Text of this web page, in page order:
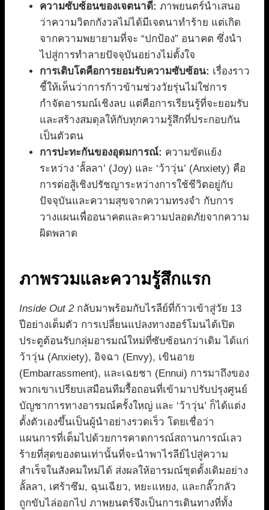
ความซับซ้อนของเจตนาดี: ภาพยนตร์นำเสนอ
ว่าความวิตกกังวลไม่ได้มีเจตนาทำร้าย แต่เกิด
จากความพยายามที่จะ “ปกป้อง” อนาคต ซึ่งนำ
ไปสู่การทำลายปัจจุบันอย่างไม่ตั้งใจ
การเติบโตคือการยอมรับความซับซ้อน: เรื่องราว
ชี้ให้เห็นว่าการก้าวข้ามช่วงวัยรุ่นไม่ใช่การ
กำจัดอารมณ์เชิงลบ แต่คือการเรียนรู้ที่จะยอมรับ
และสร้างสมดุลให้กับทุกความรู้สึกที่ประกอบกัน
เป็นตัวตน
การปะทะกันของอุดมการณ์: ความขัดแย้ง
ระหว่าง ‘ลั้ลลา’ (Joy) และ ‘ว้าวุ่น’ (Anxiety) คือ
การต่อสู้เชิงปรัชญาระหว่างการใช้ชีวิตอยู่กับ
ปัจจุบันและความสุขจากความทรงจำ กับการ
วางแผนเพื่ออนาคตและความปลอดภัยจากความ
ผิดพลาด
ภาพรวมและความรู้สึกแรก
Inside Out 2กลับมาพร้อมกับไรลีย์ที่ก้าวเข้าสู่วัย 13
ปีอย่างเต็มตัว การเปลี่ยนแปลงทางฮอร์โมนได้เปิด
ประตูต้อนรับกลุ่มอารมณ์ใหม่ที่ซับซ้อนกว่าเดิม ได้แก่
ว้าวุ่น (Anxiety), อิจฉา (Envy), เขินอาย
(Embarrassment), และเฉยชา (Ennui) การมาถึงของ
พวกเขาเปรียบเสมือนทีมรื้อถอนที่เข้ามาปรับปรุงศูนย์
บัญชาการทางอารมณ์ครั้งใหญ่ และ ‘ว้าวุ่น’ ก็ได้แต่ง
ตั้งตัวเองขึ้นเป็นผู้นำอย่างรวดเร็ว โดยเชื่อว่า
แผนการที่เต็มไปด้วยการคาดการณ์สถานการณ์เลว
ร้ายที่สุดของตนเท่านั้นที่จะนำพาไรลีย์ไปสู่ความ
สำเร็จในสังคมใหม่ได้ ส่งผลให้อารมณ์ชุดดั้งเดิมอย่าง
ลั้ลลา, เศร้าซึม, ฉุนเฉียว, หยะแหยง, และกลั๊วกลัว
ถูกขับไล่ออกไป ภาพยนตร์จึงเป็นการเดินทางที่ทั้ง